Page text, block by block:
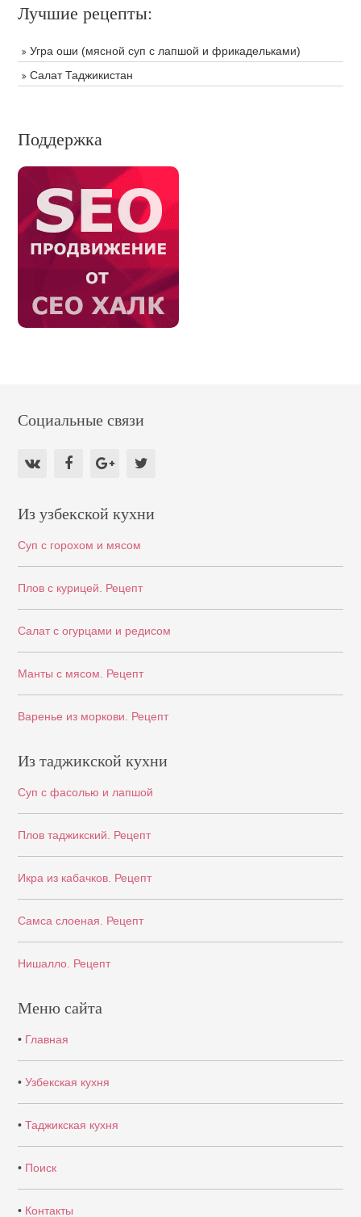
Лучшие рецепты:
Угра оши (мясной суп с лапшой и фрикадельками)
Салат Таджикистан
Поддержка
Социальные связи
Из узбекской кухни
Суп с горохом и мясом
Плов с курицей. Рецепт
Салат с огурцами и редисом
Манты с мясом. Рецепт
Варенье из моркови. Рецепт
Из таджикской кухни
Суп с фасолью и лапшой
Плов таджикский. Рецепт
Икра из кабачков. Рецепт
Самса слоеная. Рецепт
Нишалло. Рецепт
Меню сайта
• Главная
•Узбекская кухня
•Таджикская кухня
• Поиск
• Контакты